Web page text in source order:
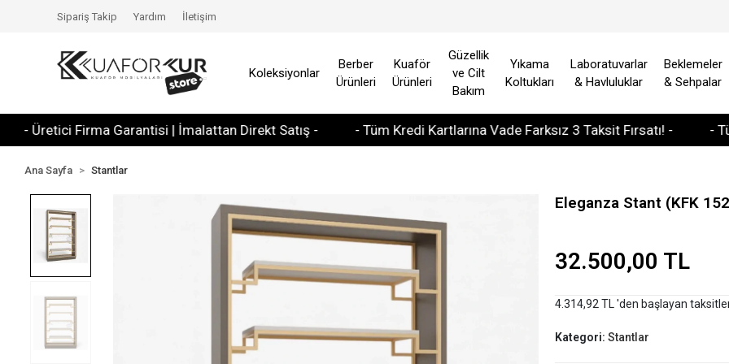
Firma Garantisi | İmalattan Direkt Satış - - Tüm Kredi Kartlarına Vade Farksız 3 Taksit Fırsatı! - - Tüm
Sipariş Takip Yardım İletişim
Koleksiyonlar
Berber
Ürünleri
Kuaför
Ürünleri
Güzellik
ve Cilt
Bakım
Yıkama
Koltukları
Laboratuvarlar
& Havluluklar
Beklemeler
& Sehpalar
Ana Sayfa Stantlar
Eleganza Stant (KFK
32.500,00 TL
4.314,92 TL 'den başlayan
Kategori: Stantlar